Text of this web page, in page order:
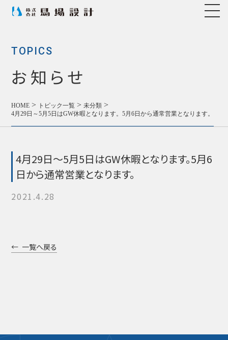
TOPICS
お知らせ
HOME > トピック一覧 >未分類 >
4月29日～5月5日はGW休暇となります。5月6日から通常営業となります。
4月29日～5月5日はGW休暇となります。5月6
日から通常営業となります。
2021.4.28
一覧へ戻る